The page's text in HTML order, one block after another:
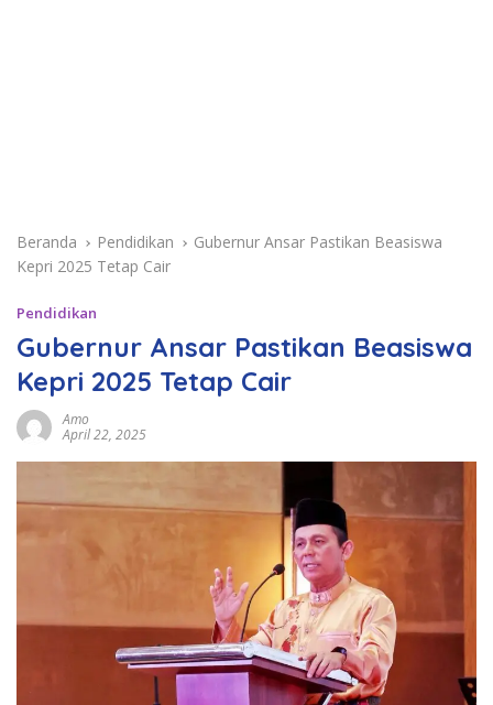
Beranda Pendidikan
Gubernur Ansar Pastikan Beasiswa
Kepri 2025 Tetap Cair
Pendidikan
Gubernur Ansar Pastikan Beasiswa
Kepri 2025 Tetap Cair
Amo
April 22, 2025